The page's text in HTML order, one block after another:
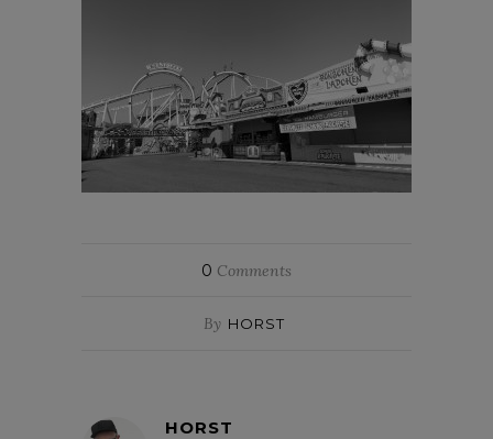
0 Comments
By HORST
HORST